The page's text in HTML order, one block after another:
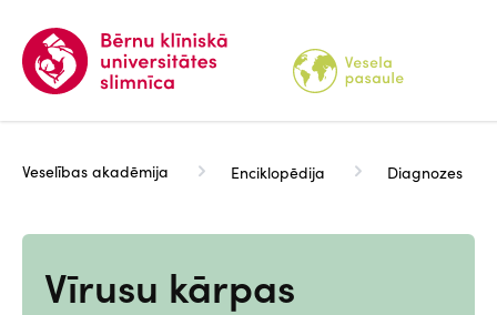
galveno
saturu
Veselības akadēmija Enciklopēdija Diagnozes
Vīrusu kārpas